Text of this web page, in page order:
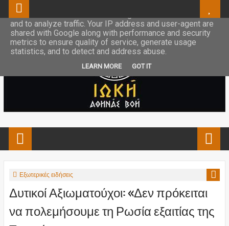
Εξωτερικές ειδήσεις
Δυτικοί Αξιωματούχοι: «Δεν πρόκειται
να πολεμήσουμε τη Ρωσία εξαιτίας της
This site uses cookies from Google to deliver its services
and to analyze traffic. Your IP address and user-agent are
shared with Google along with performance and security
metrics to ensure quality of service, generate usage
statistics, and to detect and address abuse.
LEARN MORE GOT IT